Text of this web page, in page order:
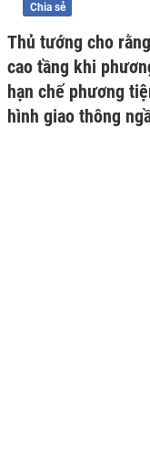
Chia sẻ
Thủ tướng cho
cao tầng khi
hạn chế phương
hình giao thông